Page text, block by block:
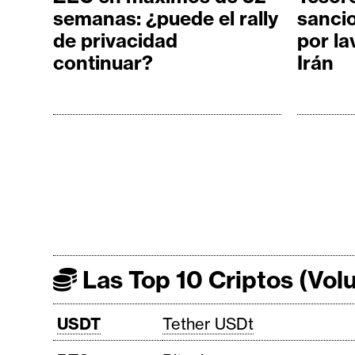
semanas: ¿puede el rally
de privacidad
continuar?
por
Irán
Las Top 10 Criptos
USDT Tether USDt